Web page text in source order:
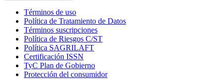
Términos de uso
in
new
window
Política de Tratamiento de Datos
Términos suscripciones
in
Política de Riesgos C/ST
Política SAGRILAFT
new
window
Certificación ISSN
in
new
TyC Plan de Gobierno
in
Protección del consumidorOpens